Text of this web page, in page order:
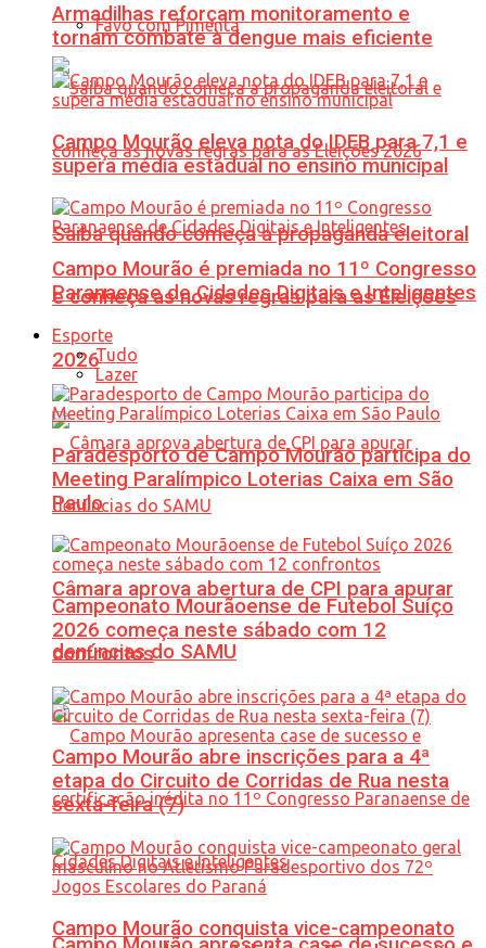
Favo com Pimenta
Saiba quando começa a propaganda eleitoral
e conheça as novas regras para as Eleições
2026
Câmara aprova abertura de CPI para apurar
denúncias do SAMU
Armadilhas reforçam monitoramento e
tornam combate à dengue mais eficiente
Campo Mourão eleva nota do IDEB para 7,1 e
supera média estadual no ensino municipal
Campo Mourão é premiada no 11º Congresso
Paranaense de Cidades Digitais e Inteligentes
Esporte
Tudo
Lazer
Paradesporto de Campo Mourão participa do
Meeting Paralímpico Loterias Caixa em São
Paulo
Campeonato Mourãoense de Futebol Suíço
2026 começa neste sábado com 12
confrontos
Campo Mourão abre inscrições para a 4ª
etapa do Circuito de Corridas de Rua nesta
sexta-feira (7)
Campo Mourão conquista vice-campeonato